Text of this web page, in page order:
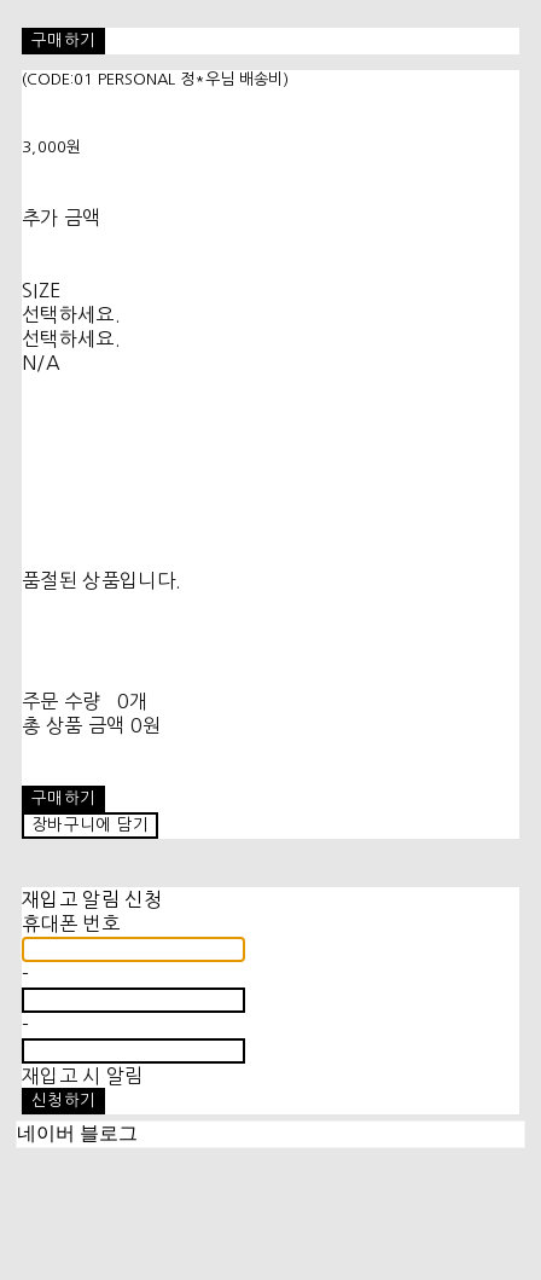
구매하기
(CODE:01 PERSONAL 정*우님 배송비)
3,000원
추가 금액
SIZE
선택하세요.
선택하세요.
N/A
품절된 상품입니다.
주문 수량
0개
총 상품 금액 0원
구매하기
장바구니에 담기
재입고 알림 신청
휴대폰 번호
-
-
재입고 시 알림
신청하기
네이버 블로그